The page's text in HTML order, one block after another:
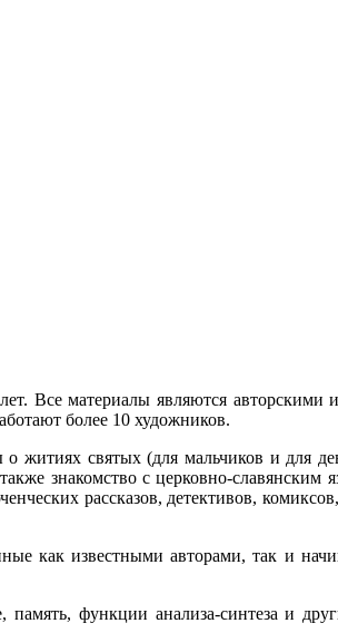
Все материалы являются
более 10 художников.
житиях святых (для мальчиков и для
знакомство с церковно-славянским
рассказов, детективов,
как известными авторами, так и
функции анализа-синтеза и